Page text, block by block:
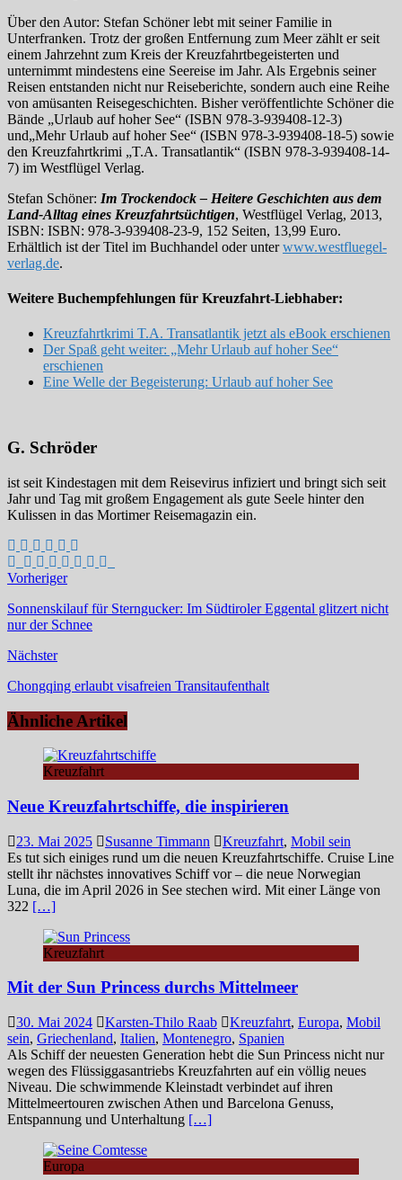
Über den Autor: Stefan Schöner lebt mit seiner Familie in
Unterfranken. Trotz der großen Entfernung zum Meer zählt er seit
einem Jahrzehnt zum Kreis der Kreuzfahrtbegeisterten und
unternimmt mindestens eine Seereise im Jahr. Als Ergebnis seiner
Reisen entstanden nicht nur Reiseberichte, sondern auch eine Reihe
von amüsanten Reisegeschichten. Bisher veröffentlichte Schöner die
Bände „Urlaub auf hoher See“ (ISBN 978-3-939408-12-3)
und„Mehr Urlaub auf hoher See“ (ISBN 978-3-939408-18-5) sowie
den Kreuzfahrtkrimi „T.A. Transatlantik“ (ISBN 978-3-939408-14-
7) im Westflügel Verlag.
Stefan Schöner: Im Trockendock – Heitere Geschichten aus dem
Land-Alltag eines Kreuzfahrtsüchtigen, Westflügel Verlag, 2013,
ISBN: ISBN: 978-3-939408-23-9, 152 Seiten, 13,99 Euro.
Erhältlich ist der Titel im Buchhandel oder unterwww.westfluegel-
verlag.de.
Weitere Buchempfehlungen für Kreuzfahrt-Liebhaber:
Kreuzfahrtkrimi T.A. Transatlantik jetzt als eBook erschienen
Der Spaß geht weiter: „Mehr Urlaub auf hoher See“
erschienen
Eine Welle der Begeisterung: Urlaub auf hoher See
G. Schröder
ist seit Kindestagen mit dem Reisevirus infiziert und bringt sich seit
Jahr und Tag mit großem Engagement als gute Seele hinter den
Kulissen in das Mortimer Reisemagazin ein.
Vorheriger
Sonnenskilauf für Sterngucker: Im Südtiroler Eggental glitzert nicht
nur der Schnee
Nächster
Chongqing erlaubt visafreien Transitaufenthalt
Ähnliche Artikel
Kreuzfahrt
Neue Kreuzfahrtschiffe, die inspirieren
23. Mai 2025 Susanne Timmann Kreuzfahrt, Mobil sein
Es tut sich einiges rund um die neuen Kreuzfahrtschiffe. Cruise Line
stellt ihr nächstes innovatives Schiff vor – die neue Norwegian
Luna, die im April 2026 in See stechen wird. Mit einer Länge von
322 […]
Kreuzfahrt
Mit der Sun Princess durchs Mittelmeer
30. Mai 2024 Karsten-Thilo Raab Kreuzfahrt, Europa, Mobil
sein, Griechenland, Italien, Montenegro, Spanien
Als Schiff der neuesten Generation hebt die Sun Princess nicht nur
wegen des Flüssiggasantriebs Kreuzfahrten auf ein völlig neues
Niveau. Die schwimmende Kleinstadt verbindet auf ihren
Mittelmeertouren zwischen Athen und Barcelona Genuss,
Entspannung und Unterhaltung […]
Europa